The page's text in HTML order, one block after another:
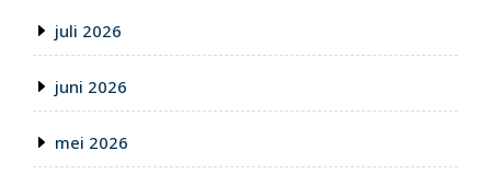
juli 2026
juni 2026
mei 2026